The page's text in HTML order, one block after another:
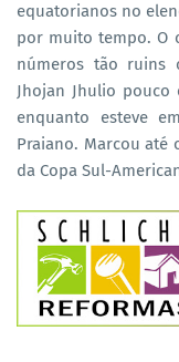
equatorianos no
por muito tempo. O
números tão ruins
Jhojan Jhulio
enquanto esteve
Praiano. Marcou até
da Copa Sul-